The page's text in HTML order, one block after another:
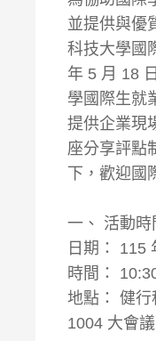
並提供與優
科技大學國
年 5 月 18
學國際生就
提供企業現
座分享評點
下，歡迎國
一、 活動時
日期： 115
時間：
地點： 健
1004 大會